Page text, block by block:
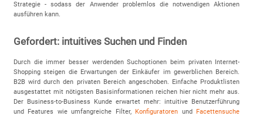
Strategie - sodass der Anwender problemlos die notwendigen Aktionen
ausführen kann.
Gefordert: intuitives Suchen und Finden
Durch die immer besser werdenden Suchoptionen beim privaten Internet-
Shopping steigen die Erwartungen der Einkäufer im gewerblichen Bereich.
B2B wird durch den privaten Bereich angeschoben. Einfache Produktlisten
ausgestattet mit nötigsten Basisinformationen reichen hier nicht mehr aus.
Der Business-to-Business Kunde erwartet mehr: intuitive Benutzerführung
und Features wie umfangreiche Filter, Konfiguratoren und Facettensuche